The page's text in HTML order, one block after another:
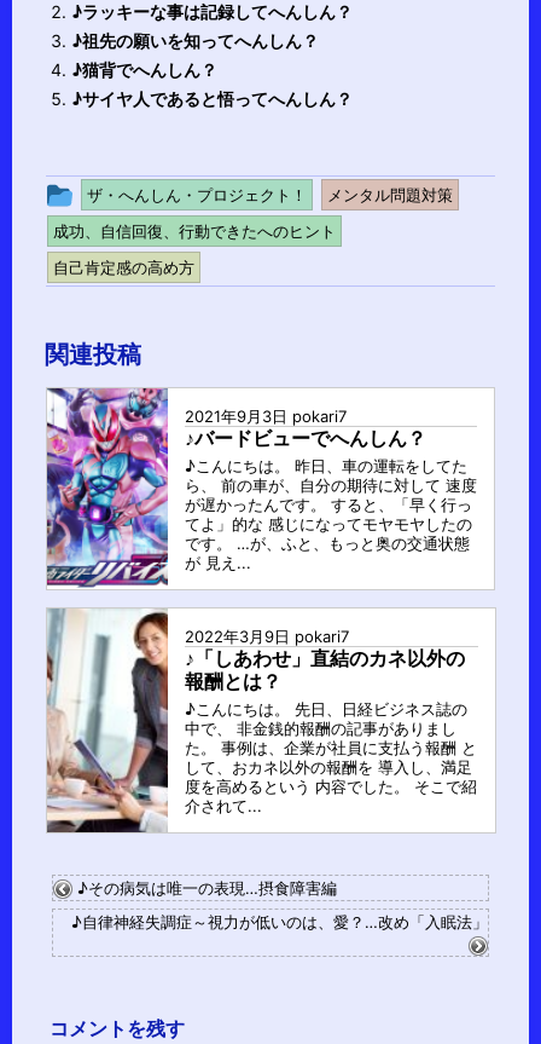
♪ラッキーな事は記録してへんしん？
♪祖先の願いを知ってへんしん？
♪猫背でへんしん？
♪サイヤ人であると悟ってへんしん？
投
稿
グ
ル
プ
ザ・へんしん・プロジェクト！
メンタル問題対策
成功、自信回復、行動できたへのヒント
自己肯定感の高め方
関連投稿
2021年9月3日 pokari7
♪バードビューでへんしん？
♪こんにちは。 昨日、車の運転をしてた
ら、 前の車が、自分の期待に対して 速度
が遅かったんです。 すると、「早く行っ
てよ」的な 感じになってモヤモヤしたの
です。 …が、ふと、もっと奥の交通状態
が 見え...
2022年3月9日 pokari7
♪「しあわせ」直結のカネ以外の
報酬とは？
♪こんにちは。 先日、日経ビジネス誌の
中で、 非金銭的報酬の記事がありまし
た。 事例は、企業が社員に支払う報酬 と
して、おカネ以外の報酬を 導入し、満足
度を高めるという 内容でした。 そこで紹
介されて...
♪その病気は唯一の表現…摂食障害編
♪自律神経失調症～視力が低いのは、愛？…改め「入眠法」
コメントを残す